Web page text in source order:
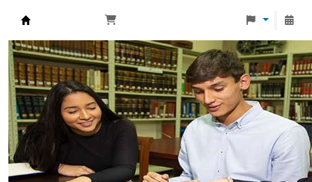
Biblioteca Universidad Monteávila